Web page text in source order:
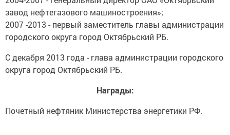
завод нефтегазового машиностроения»;
2007 -2013 - первый заместитель главы администрации
городского округа город Октябрьский РБ.
С декабря 2013 года - глава администрации городского
округа город Октябрьский РБ.
Награды:
Почетный нефтяник Министерства энергетики РФ.